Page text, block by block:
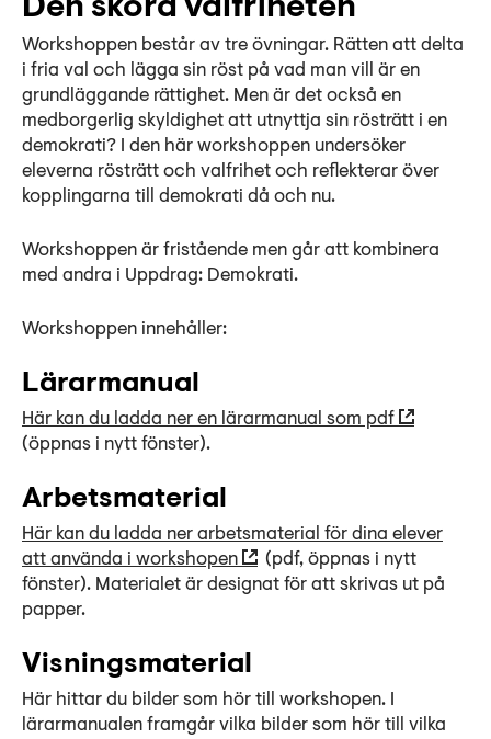
Den sköra valfriheten
Workshoppen består av tre övningar. Rätten att delta
i fria val och lägga sin röst på vad man vill är en
grundläggande rättighet. Men är det också en
medborgerlig skyldighet att utnyttja sin rösträtt i en
demokrati? I den här workshoppen undersöker
eleverna rösträtt och valfrihet och reflekterar över
kopplingarna till demokrati då och nu.
Workshoppen är fristående men går att kombinera
med andra i Uppdrag: Demokrati.
Workshoppen innehåller:
Lärarmanual
Här kan du ladda ner en lärarmanual som pdf
(öppnas i nytt fönster).
Arbetsmaterial
Här kan du ladda ner arbetsmaterial för dina elever
att använda i workshopen
(pdf, öppnas i nytt
fönster). Materialet är designat för att skrivas ut på
papper.
Visningsmaterial
Här hittar du bilder som hör till workshopen. I
lärarmanualen framgår vilka bilder som hör till vilka